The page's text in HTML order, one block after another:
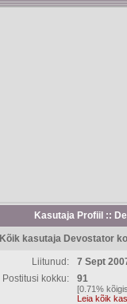
Kasutaja Profiil ::
Kõik kasutaja Devostator
Liitunud:
7 Sept
Postitusi kokku:
91
[0.71%
Leia kõik